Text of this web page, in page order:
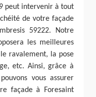
peut intervenir à tout
de votre façade
59222. Notre
les meilleures
ravalement, la pose
etc. Ainsi, grâce à
vous assurer
façade à Foresaint